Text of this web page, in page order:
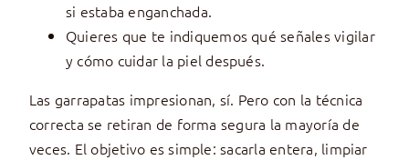
si estaba enganchada.
Quieres que te indiquemos qué señales vigilar
y cómo cuidar la piel después.
Las garrapatas impresionan, sí. Pero con la técnica
correcta se retiran de forma segura la mayoría de
veces. El objetivo es simple: sacarla entera, limpiar